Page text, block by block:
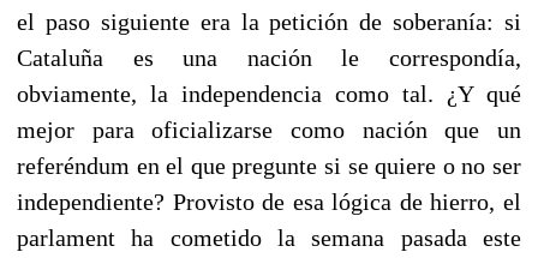
el paso siguiente era la petición de soberanía: si
Cataluña es una nación le correspondía,
obviamente, la independencia como tal. ¿Y qué
mejor para oficializarse como nación que un
referéndum en el que pregunte si se quiere o no ser
independiente? Provisto de esa lógica de hierro, el
parlament ha cometido la semana pasada este